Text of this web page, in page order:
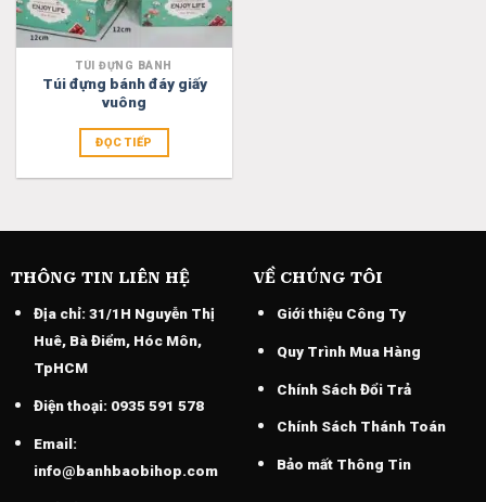
TÚI ĐỰNG BÁNH
Túi đựng bánh đáy giấy
vuông
ĐỌC TIẾP
THÔNG TIN LIÊN HỆ
Địa chỉ:31/1H Nguyễn Thị
Huê, Bà Điểm, Hóc Môn,
TpHCM
Điện thoại:0935 591 578
Email:
info@banhbaobihop.com
VỀ CHÚNG TÔI
Giới thiệu Công Ty
Quy Trình Mua Hàng
Chính Sách Đổi Trả
Chính Sách Thánh Toán
Bảo mất Thông Tin